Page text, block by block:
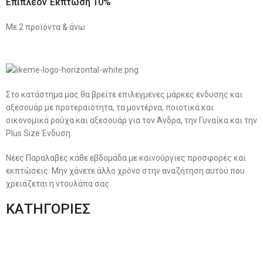
Με 2 προϊόντα & άνω
Στο κατάστημα μας θα βρείτε επιλεγμένες μάρκες ένδυσης και
αξεσουάρ με προτεραιότητα, τα μοντέρνα, ποιοτικά και
οικονομικά ρούχα και αξεσουάρ για τον Άνδρα, την Γυναίκα και την
Plus Size Ένδυση.
Νέες Παραλαβές κάθε εβδομάδα με καινούργιες προσφορές και
εκπτώσεις. Μην χάνετε άλλο χρόνο στην αναζήτηση αυτού που
χρειάζεται η ντουλάπα σας.
ΚΑΤΗΓΟΡΙΕΣ